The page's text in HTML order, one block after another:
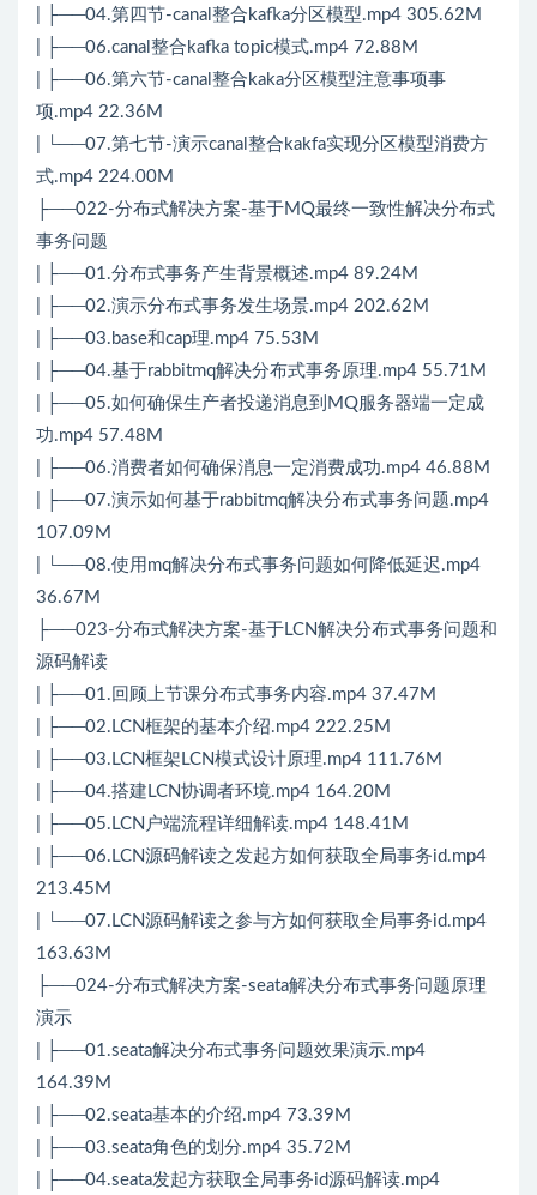
| ├──04.第四节-canal整合kafka分区模型.mp4 305.62M
| ├──06.canal整合kafka topic模式.mp4 72.88M
| ├──06.第六节-canal整合kaka分区模型注意事项事
项.mp4 22.36M
| └──07.第七节-演示canal整合kakfa实现分区模型消费方
式.mp4 224.00M
├──022-分布式解决方案-基于MQ最终一致性解决分布式
事务问题
| ├──01.分布式事务产生背景概述.mp4 89.24M
| ├──02.演示分布式事务发生场景.mp4 202.62M
| ├──03.base和cap理.mp4 75.53M
| ├──04.基于rabbitmq解决分布式事务原理.mp4 55.71M
| ├──05.如何确保生产者投递消息到MQ服务器端一定成
功.mp4 57.48M
| ├──06.消费者如何确保消息一定消费成功.mp4 46.88M
| ├──07.演示如何基于rabbitmq解决分布式事务问题.mp4
107.09M
| └──08.使用mq解决分布式事务问题如何降低延迟.mp4
36.67M
├──023-分布式解决方案-基于LCN解决分布式事务问题和
源码解读
| ├──01.回顾上节课分布式事务内容.mp4 37.47M
| ├──02.LCN框架的基本介绍.mp4 222.25M
| ├──03.LCN框架LCN模式设计原理.mp4 111.76M
| ├──04.搭建LCN协调者环境.mp4 164.20M
| ├──05.LCN户端流程详细解读.mp4 148.41M
| ├──06.LCN源码解读之发起方如何获取全局事务id.mp4
213.45M
| └──07.LCN源码解读之参与方如何获取全局事务id.mp4
163.63M
├──024-分布式解决方案-seata解决分布式事务问题原理
演示
| ├──01.seata解决分布式事务问题效果演示.mp4
164.39M
| ├──02.seata基本的介绍.mp4 73.39M
| ├──03.seata角色的划分.mp4 35.72M
| ├──04.seata发起方获取全局事务id源码解读.mp4